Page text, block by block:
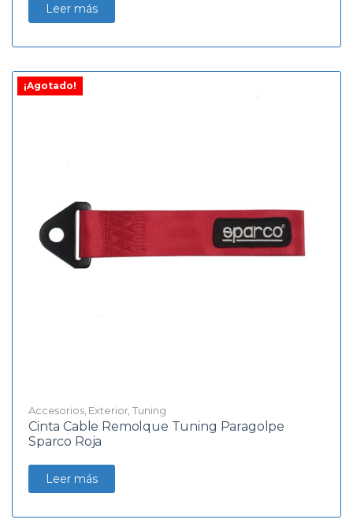
Leer más
¡Agotado!
Accesorios, Exterior,Tuning
Cinta Cable Remolque Tuning Paragolpe
Sparco Roja
Leer más